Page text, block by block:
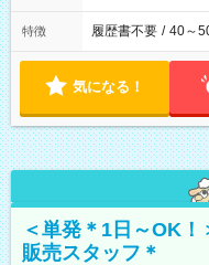
特徴 履歴書不要 / 40～
気になる！
＜単発＊1日～OK
販売スタッフ＊